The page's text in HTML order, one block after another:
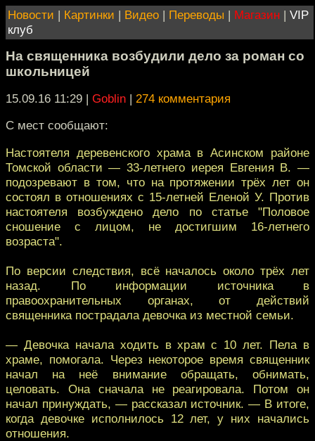
Новости | Картинки | Видео | Переводы | Магазин | VIP
клуб
На священника возбудили дело за роман со
школьницей
15.09.16 11:29 | Goblin | 274 комментария
С мест сообщают:
Настоятеля деревенского храма в Асинском районе
Томской области — 33-летнего иерея Евгения В. —
подозревают в том, что на протяжении трёх лет он
состоял в отношениях с 15-летней Еленой У. Против
настоятеля возбуждено дело по статье "Половое
сношение с лицом, не достигшим 16-летнего
возраста".
По версии следствия, всё началось около трёх лет
назад. По информации источника в
правоохранительных органах, от действий
священника пострадала девочка из местной семьи.
— Девочка начала ходить в храм с 10 лет. Пела в
храме, помогала. Через некоторое время священник
начал на неё внимание обращать, обнимать,
целовать. Она сначала не реагировала. Потом он
начал принуждать, — рассказал источник. — В итоге,
когда девочке исполнилось 12 лет, у них начались
отношения.